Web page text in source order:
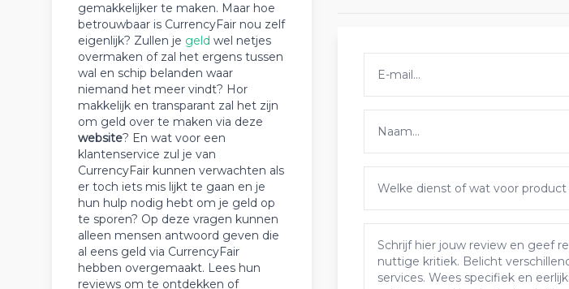
gemakkelijker te maken. Maar hoe
betrouwbaar is CurrencyFair nou zelf
eigenlijk? Zullen je geld wel netjes
overmaken of zal het ergens tussen
wal en schip belanden waar
niemand het meer vindt? Hor
makkelijk en transparant zal het zijn
om geld over te maken via deze
website? En wat voor een
klantenservice zul je van
CurrencyFair kunnen verwachten als
er toch iets mis lijkt te gaan en je
hun hulp nodig hebt om je geld op
te sporen? Op deze vragen kunnen
alleen mensen antwoord geven die
al eens geld via CurrencyFair
hebben overgemaakt. Lees hun
reviews om te ontdekken of